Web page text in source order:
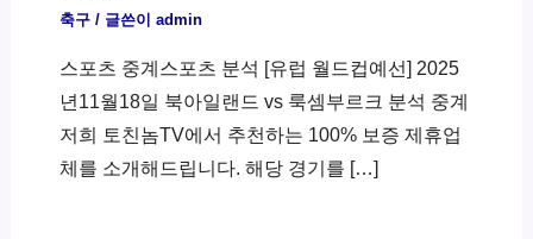
축구/ 글쓴이 admin
스포츠 중계스포츠 분석 [유럽 월드컵예선] 2025
년11월18일 북아일랜드 vs 룩셈부르크 분석 중계
저희 토친놈TV에서 추천하는 100% 보증 제휴업
체를 소개해드립니다. 해당 경기를 […]